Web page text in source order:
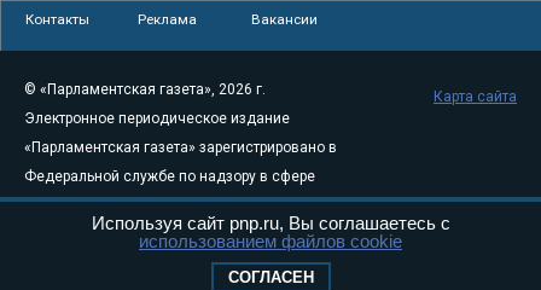
Контакты Реклама Вакансии
© «Парламентская газета», 2026 г.
Электронное периодическое издание
«Парламентская газета» зарегистрировано в
Федеральной службе по надзору в сфере
связи, информационных технологий и
массовых коммуникаций (Роскомнадзор) 05
Карта сайта
Используя сайт pnp.ru, Вы соглашаетесь с
использованием файлов cookie
СОГЛАСЕН